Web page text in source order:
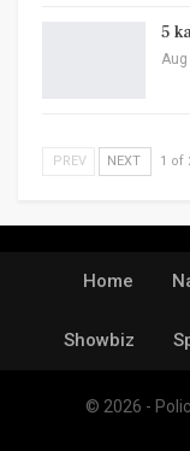
5
PREV NEXT 1 of
Home
Showbiz
© 2026 -